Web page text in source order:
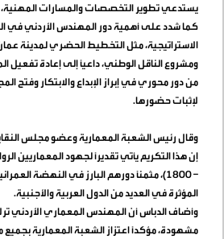
يستدعي تطوير التخصصات والمسارات
كما شدد على أهمية دور المهندس الأردني في
الاستراتيجية، مثل التخطيط الحضري لمدينة
ومشروع الناقل الوطني، داعيًا إلى إعادة تفعيل
من دور محوري في إبراز الإبداع والابتكار وفتح
لإثبات حضورها.
وقال رئيس الشعبة المعمارية وعضو مجلس
– 1800)، مثمنًا دورهم البارز في النهضة
المؤثرة في العديد من الدول العربية والأجنبية.
وأضاف الدباس أن المهندس المعماري الأردني
مشهودة، مؤكدًا اعتزاز الشعبة المعمارية